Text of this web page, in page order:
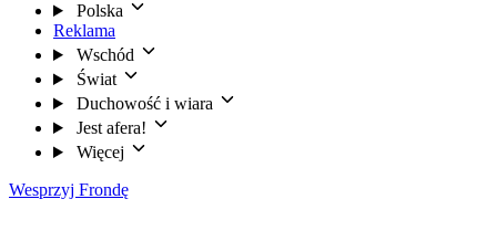
Polska
Reklama
Wschód
Świat
Duchowość i wiara
Jest afera!
Więcej
Wesprzyj Frondę